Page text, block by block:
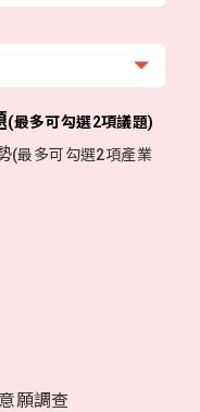
(最多可勾選2項議題)
(最多可勾選2項產業
願調查